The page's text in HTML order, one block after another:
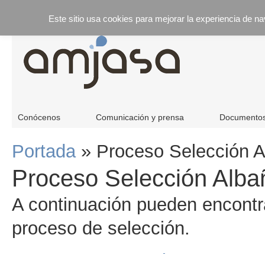
Conócenos Comunicación y prensa
Portada» Proceso Selección
Proceso Selección
A continuación pueden
proceso de selección.
Este sitio usa cookies para mejorar la experiencia de